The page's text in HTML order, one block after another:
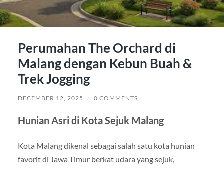
Perumahan The Orchard di
Malang dengan Kebun Buah &
Trek Jogging
DECEMBER 12, 2025 / 0 COMMENTS
Hunian Asri di Kota Sejuk Malang
Kota Malang dikenal sebagai salah satu kota hunian
favorit di Jawa Timur berkat udara yang sejuk,